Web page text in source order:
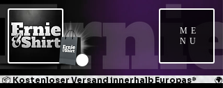
ME
NU
📦 Kostenloser Versand innerhalb Europas*